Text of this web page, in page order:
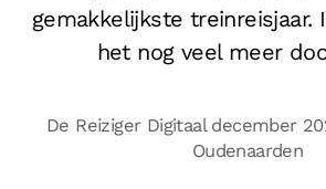
gemakkelijkste treinreisjaar.
het nog veel meer
De Reiziger Digitaal december
Oudenaarden